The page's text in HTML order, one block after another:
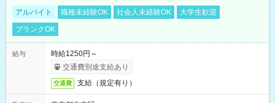
アルバイト 職種未経験OK 社会人未経験OK
大学生歓迎
ブランクOK
給与
時給1250円～
交通費別途支給あり
交通費 支給（規定有り）